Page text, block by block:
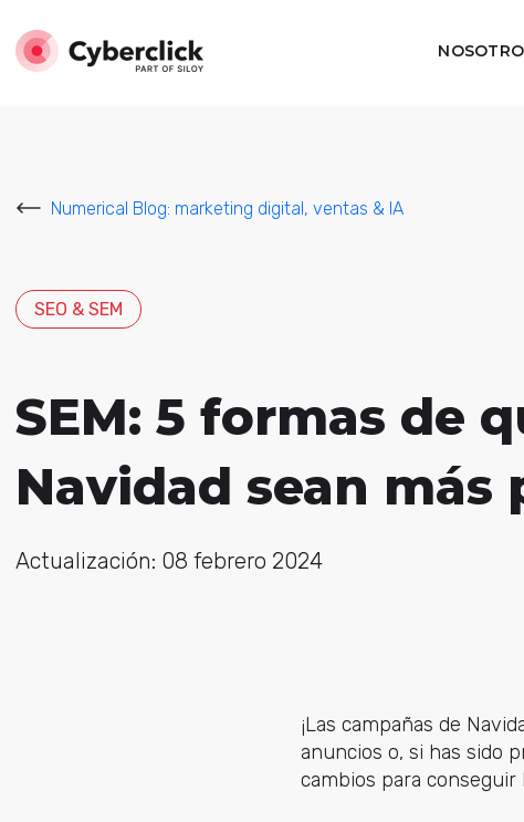
Numerical Blog: marketing digital, ventas & IA
SEO & SEM
SEM: 5 formas de
Navidad sean más
Actualización: 08 febrero 2024
¡Las campañas de
anuncios o, si has sido
cambios para conseguir